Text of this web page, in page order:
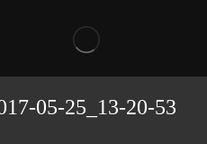
05-25_13-20-53